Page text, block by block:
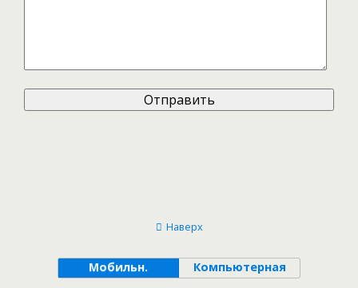
Наверх
Мобильн. Компьютерная